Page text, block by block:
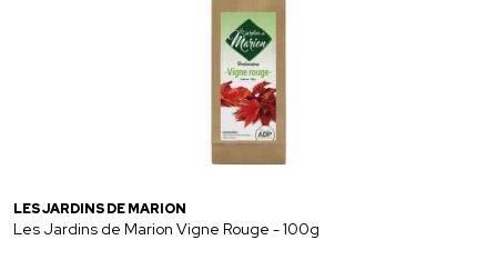
LES JARDINS DE MARION
Les Jardins de Marion Vigne Rouge - 100g